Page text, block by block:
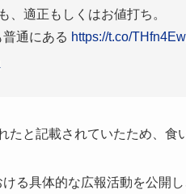
、適正もしくはお値打ち。
通にある https://t.co/
と記載されていたため、食
る具体的な広報活動を公開